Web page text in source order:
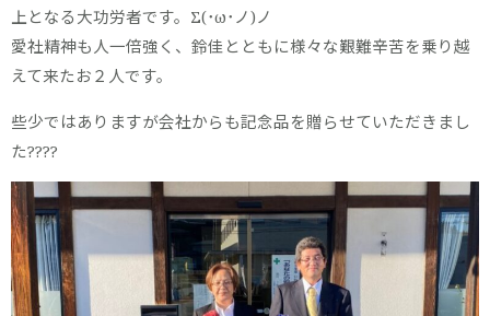
上となる大功労者です。Σ(･ω･ノ)ノ
愛社精神も人一倍強く、鈴佳とともに様々な艱難辛苦を乗り越
えて来たお２人です。
些少ではありますが会社からも記念品を贈らせていただきまし
た????